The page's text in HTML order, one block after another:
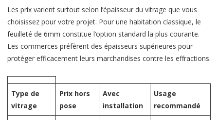
Les prix varient surtout selon l’épaisseur du vitrage que vous
choisissez pour votre projet. Pour une habitation classique, le
feuilleté de 6mm constitue l’option standard la plus courante.
Les commerces préfèrent des épaisseurs supérieures pour
protéger efficacement leurs marchandises contre les effractions.
Type de
vitrage
Prix hors
pose
Avec
installation
Usage
recommandé